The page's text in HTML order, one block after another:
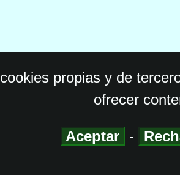
propias y de
ofrecer
Aceptar -